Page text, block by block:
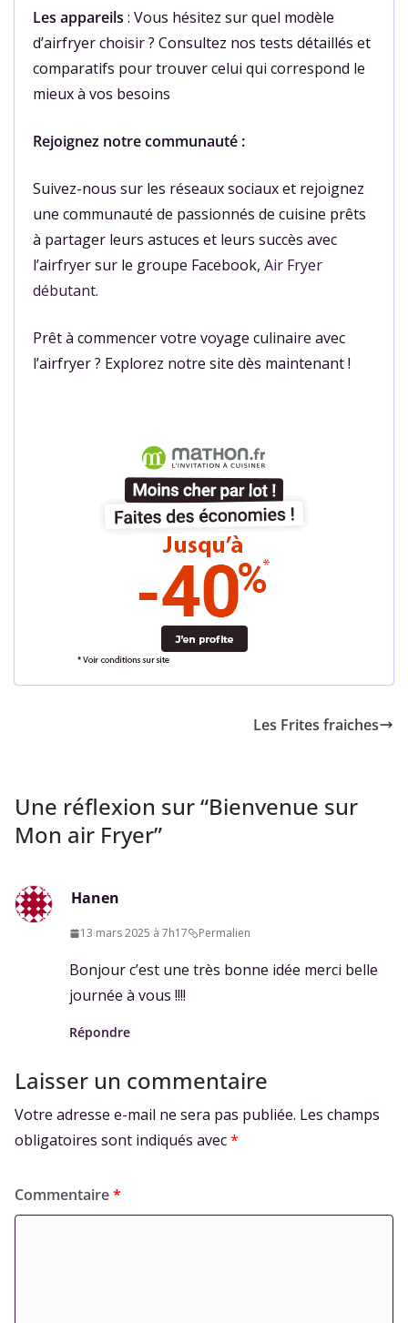
Les appareils : Vous hésitez sur quel modèle
d’airfryer choisir ? Consultez nos tests détaillés et
comparatifs pour trouver celui qui correspond le
mieux à vos besoins
Rejoignez notre communauté :
Suivez-nous sur les réseaux sociaux et rejoignez
une communauté de passionnés de cuisine prêts
à partager leurs astuces et leurs succès avec
l’airfryer sur le groupe Facebook, Air Fryer
débutant.
Prêt à commencer votre voyage culinaire avec
l’airfryer ? Explorez notre site dès maintenant !
Les Frites fraiches
Une réflexion sur “Bienvenue sur
Mon air Fryer”
Hanen
13 mars 2025 à 7h17 Permalien
Bonjour c’est une très bonne idée merci belle
journée à vous !!!!
Répondre
Laisser un commentaire
Votre adresse e-mail ne sera pas publiée. Les champs
obligatoires sont indiqués avec*
Commentaire*